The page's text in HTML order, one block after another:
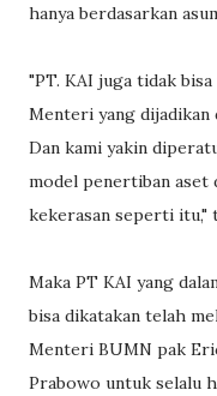
hanya berdasarkan
"PT. KAI juga tidak
Menteri yang dijadikan
Dan kami yakin
model penertiban aset
kekerasan seperti itu,"
Maka PT KAI yang
bisa dikatakan telah
Menteri BUMN pak
Prabowo untuk selalu